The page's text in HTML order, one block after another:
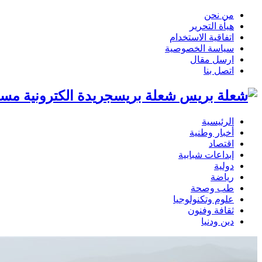
من نحن
هيأة التحرير
اتفاقية الاستخدام
سياسة الخصوصية
ارسل مقال
اتصل بنا
شعلة بريسجريدة الكترونية
الرئيسية
أخبار وطنية
اقتصاد
إبداعات شبابية
دولية
رياضة
طب وصحة
علوم وتكنولوجيا
ثقافة وفنون
دين ودنيا